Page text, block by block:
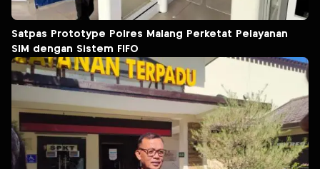
Satpas Prototype Polres Malang Perketat Pelayanan
SIM dengan Sistem FIFO